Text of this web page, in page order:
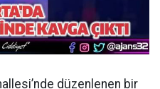
düzenlenen bir